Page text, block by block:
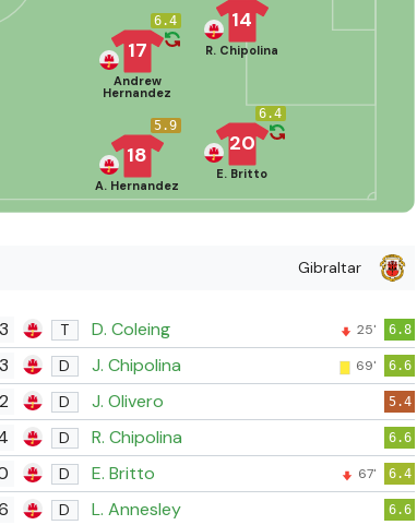
6.4
20
E. Britto
14
R. Chipolina
5.9
18
A. Hernandez
6.4
17
Andrew
Hernandez
Gibraltar
T D. Coleing 25' 6.8
3 D J. Chipolina 69' 6.6
D J. Olivero 5.4
D R. Chipolina 6.6
D E. Britto 67' 6.4
D L. Annesley 6.6